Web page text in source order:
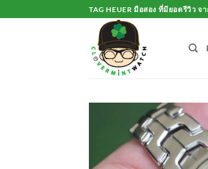
to
TAG HEUER มือสอง ที่มียอดรีวิว จ